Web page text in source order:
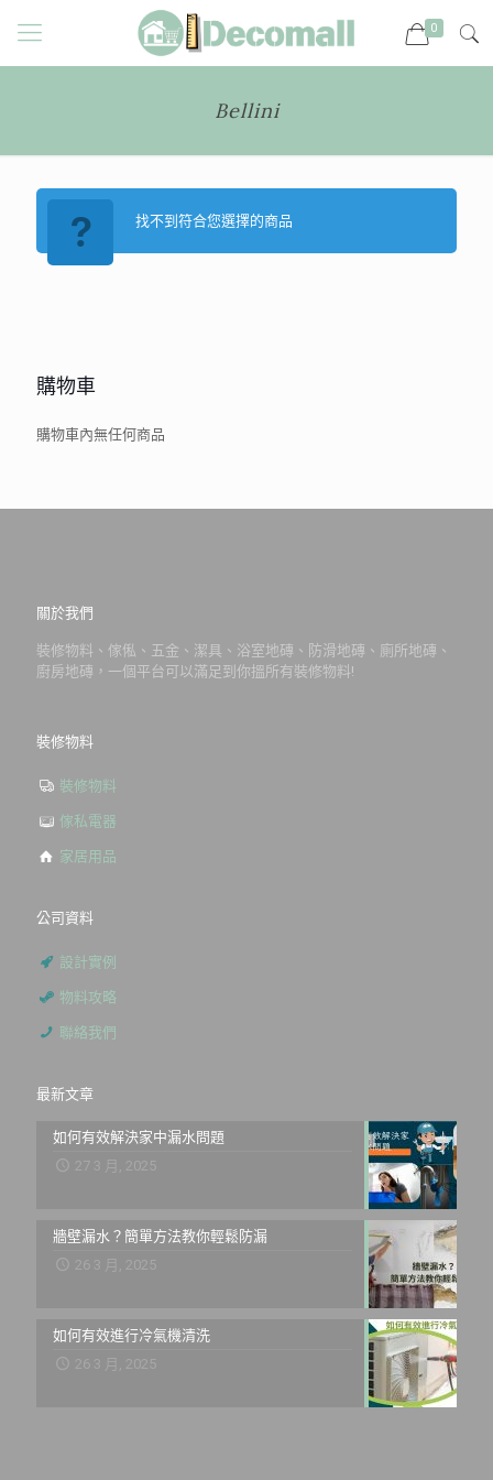
0
Bellini
找不到符合您選擇的商品
購物車
購物車內無任何商品
關於我們
裝修物料、傢俬、五金、潔具、浴室地磚、防滑地磚、廁所地磚、
廚房地磚，一個平台可以滿足到你搵所有裝修物料!
裝修物料
裝修物料
傢私電器
家居用品
公司資料
設計實例
物料攻略
聯絡我們
最新文章
如何有效解決家中漏水問題
27 3 月, 2025
牆壁漏水？簡單方法教你輕鬆防漏
26 3 月, 2025
如何有效進行冷氣機清洗
26 3 月, 2025